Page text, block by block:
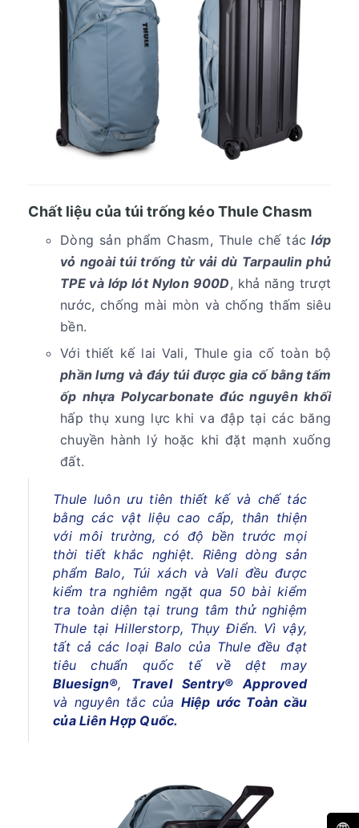
Chất liệu của túi trống kéo Thule Chasm
Dòng sản phẩm Chasm, Thule chế tác lớp
vỏ ngoài túi trống từ vải dù Tarpaulin phủ
TPE và lớp lót Nylon 900D, khả năng trượt
nước, chống mài mòn và chống thấm siêu
bền.
Với thiết kế lai Vali, Thule gia cố toàn bộ
phần lưng và đáy túi được gia cố bằng tấm
ốp nhựa Polycarbonate đúc nguyên khối
hấp thụ xung lực khi va đập tại các băng
chuyền hành lý hoặc khi đặt mạnh xuống
đất.
Thule luôn ưu tiên thiết kế và chế tác
bằng các vật liệu cao cấp, thân thiện
với môi trường, có độ bền trước mọi
thời tiết khắc nghiệt. Riêng dòng sản
phẩm Balo, Túi xách và Vali đều được
kiểm tra nghiêm ngặt qua 50 bài kiểm
tra toàn diện tại trung tâm thử nghiệm
Thule tại Hillerstorp, Thụy Điển. Vì vậy,
tất cả các loại Balo của Thule đều đạt
tiêu chuẩn quốc tế về dệt may
Bluesign®, Travel Sentry® Approved
và nguyên tắc của Hiệp ước Toàn cầu
của Liên Hợp Quốc.